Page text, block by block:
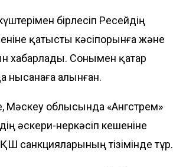
бірлесіп Ресейдің
қатысты кәсіпорынға және
хабарлады. Сонымен қатар
нысанаға алынған.
Мәскеу облысында «Ангстрем»
әскери-өнеркәсіп кешеніне
санкцияларының тізімінде тұр.